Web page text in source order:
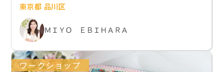
東京都 品川区
ＭＩＹＯ ＥＢＩＨＡＲＡ
ワークショップ